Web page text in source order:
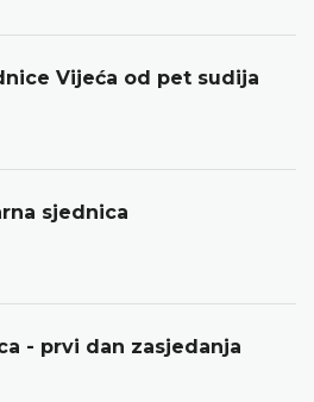
Vijeća od pet sudija
sjednica
- prvi dan zasjedanja